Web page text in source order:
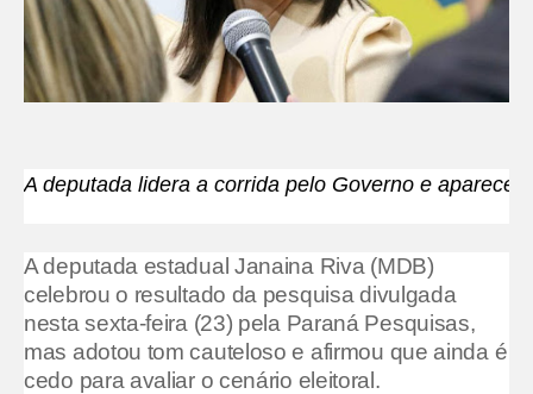
A deputada lidera a corrida pelo Governo e aparece
A deputada estadual Janaina Riva (MDB)
celebrou o resultado da pesquisa divulgada
nesta sexta-feira (23) pela Paraná Pesquisas,
mas adotou tom cauteloso e afirmou que ainda é
cedo para avaliar o cenário eleitoral.